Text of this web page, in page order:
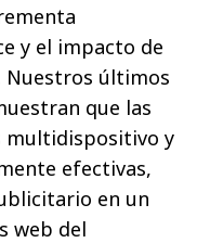
y el impacto de
Nuestros últimos
que las
multidispositivo y
efectivas,
en un
web del